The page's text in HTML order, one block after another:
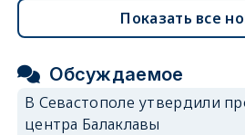
Показать все
Обсуждаемое
В Севастополе утвердили
центра Балаклавы